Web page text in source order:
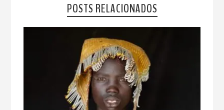
POSTS RELACIONADOS